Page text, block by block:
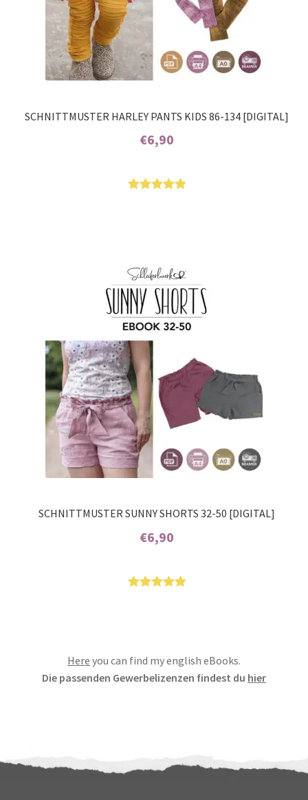
SCHNITTMUSTER HARLEY PANTS KIDS 86-134 [DIGITAL]
€6,90
auf
Kundenbew
ertungen
SCHNITTMUSTER SUNNY SHORTS 32-50 [DIGITAL]
€6,90
auf
Kundenbew
Here you can find my english eBooks.
Die passenden Gewerbelizenzen findest du hier